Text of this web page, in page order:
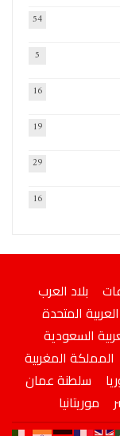
54
5
16
19
29
16
بلاد العرب
المتحدة
السعودية
المملكة المغربية
سلطنة عمان
موريتانيا